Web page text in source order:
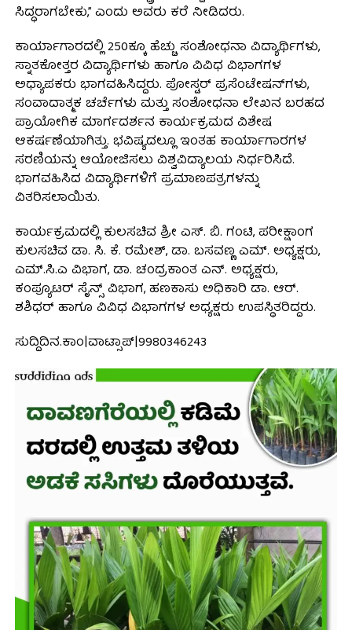
ಸಿದ್ಧರಾಗಬೇಕು,” ಎಂದು ಅವರು ಕರೆ ನೀಡಿದರು.
ಕಾರ್ಯಾಗಾರದಲ್ಲಿ 250ಕ್ಕೂ ಹೆಚ್ಚು ಸಂಶೋಧನಾ ವಿದ್ಯಾರ್ಥಿಗಳು,
ಸ್ನಾತಕೋತ್ತರ ವಿದ್ಯಾರ್ಥಿಗಳು ಹಾಗೂ ವಿವಿಧ ವಿಭಾಗಗಳ
ಅಧ್ಯಾಪಕರು ಭಾಗವಹಿಸಿದ್ದರು. ಪೋಸ್ಟರ್ ಪ್ರಸೆಂಟೇಷನ್‌ಗಳು,
ಸಂವಾದಾತ್ಮಕ ಚರ್ಚೆಗಳು ಮತ್ತು ಸಂಶೋಧನಾ ಲೇಖನ ಬರಹದ
ಪ್ರಾಯೋಗಿಕ ಮಾರ್ಗದರ್ಶನ ಕಾರ್ಯಕ್ರಮದ ವಿಶೇಷ
ಆಕರ್ಷಣೆಯಾಗಿತ್ತು. ಭವಿಷ್ಯದಲ್ಲೂ ಇಂತಹ ಕಾರ್ಯಾಗಾರಗಳ
ಸರಣಿಯನ್ನು ಆಯೋಜಿಸಲು ವಿಶ್ವವಿದ್ಯಾಲಯ ನಿರ್ಧರಿಸಿದೆ.
ಭಾಗವಹಿಸಿದ ವಿದ್ಯಾರ್ಥಿಗಳಿಗೆ ಪ್ರಮಾಣಪತ್ರಗಳನ್ನು
ವಿತರಿಸಲಾಯಿತು.
ಕಾರ್ಯಕ್ರಮದಲ್ಲಿ ಕುಲಸಚಿವ ಶ್ರೀ ಎಸ್. ಬಿ. ಗಂಟಿ, ಪರೀಕ್ಷಾಂಗ
ಕುಲಸಚಿವ ಡಾ. ಸಿ. ಕೆ. ರಮೇಶ್, ಡಾ. ಬಸವಣ್ಣ ಎಮ್. ಅಧ್ಯಕ್ಷರು,
ಎಮ್.ಸಿ.ಎ ವಿಭಾಗ, ಡಾ. ಚಂದ್ರಕಾಂತ ಎನ್. ಅಧ್ಯಕ್ಷರು,
ಕಂಪ್ಯೂಟರ್ ಸೈನ್ಸ್ ವಿಭಾಗ, ಹಣಕಾಸು ಅಧಿಕಾರಿ ಡಾ. ಆರ್.
ಶಶಿಧರ್ ಹಾಗೂ ವಿವಿಧ ವಿಭಾಗಗಳ ಅಧ್ಯಕ್ಷರು ಉಪಸ್ಥಿತರಿದ್ದರು.
ಸುದ್ದಿದಿನ.ಕಾಂ|ವಾಟ್ಸಾಪ್|9980346243